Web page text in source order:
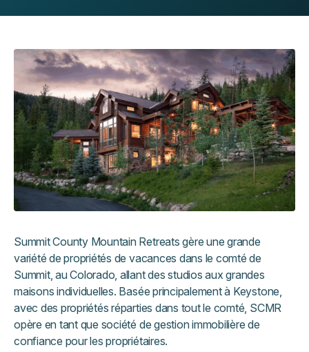
Summit County Mountain Retreats gère une grande
variété de propriétés de vacances dans le comté de
Summit, au Colorado, allant des studios aux grandes
maisons individuelles. Basée principalement à Keystone,
avec des propriétés réparties dans tout le comté, SCMR
opère en tant que société de gestion immobilière de
confiance pour les propriétaires.